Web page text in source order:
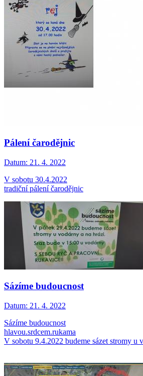
Pálení čarodějnic
Datum: 21. 4. 2022
V sobotu 30.4.2022
tradiční pálení čarodějnic
Sázíme budoucnost
Datum: 21. 4. 2022
Sázíme budoucnost
hlavou.srdcem.rukama
V sobotu 9.4.2022 budeme sázet stromy u